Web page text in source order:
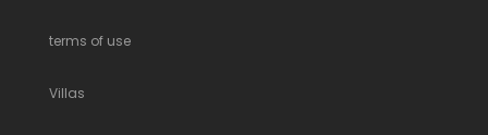
terms of use
Villas